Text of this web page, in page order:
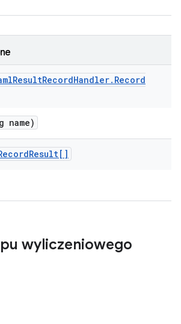
ResultRecordHandler. Record
name)
Result[]
wyliczeniowego